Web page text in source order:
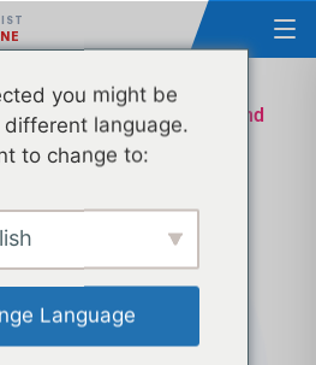
IST
Ministerium für Bildung und
und administrative
- Transa 32
you might be
different language.
to change to:
Language